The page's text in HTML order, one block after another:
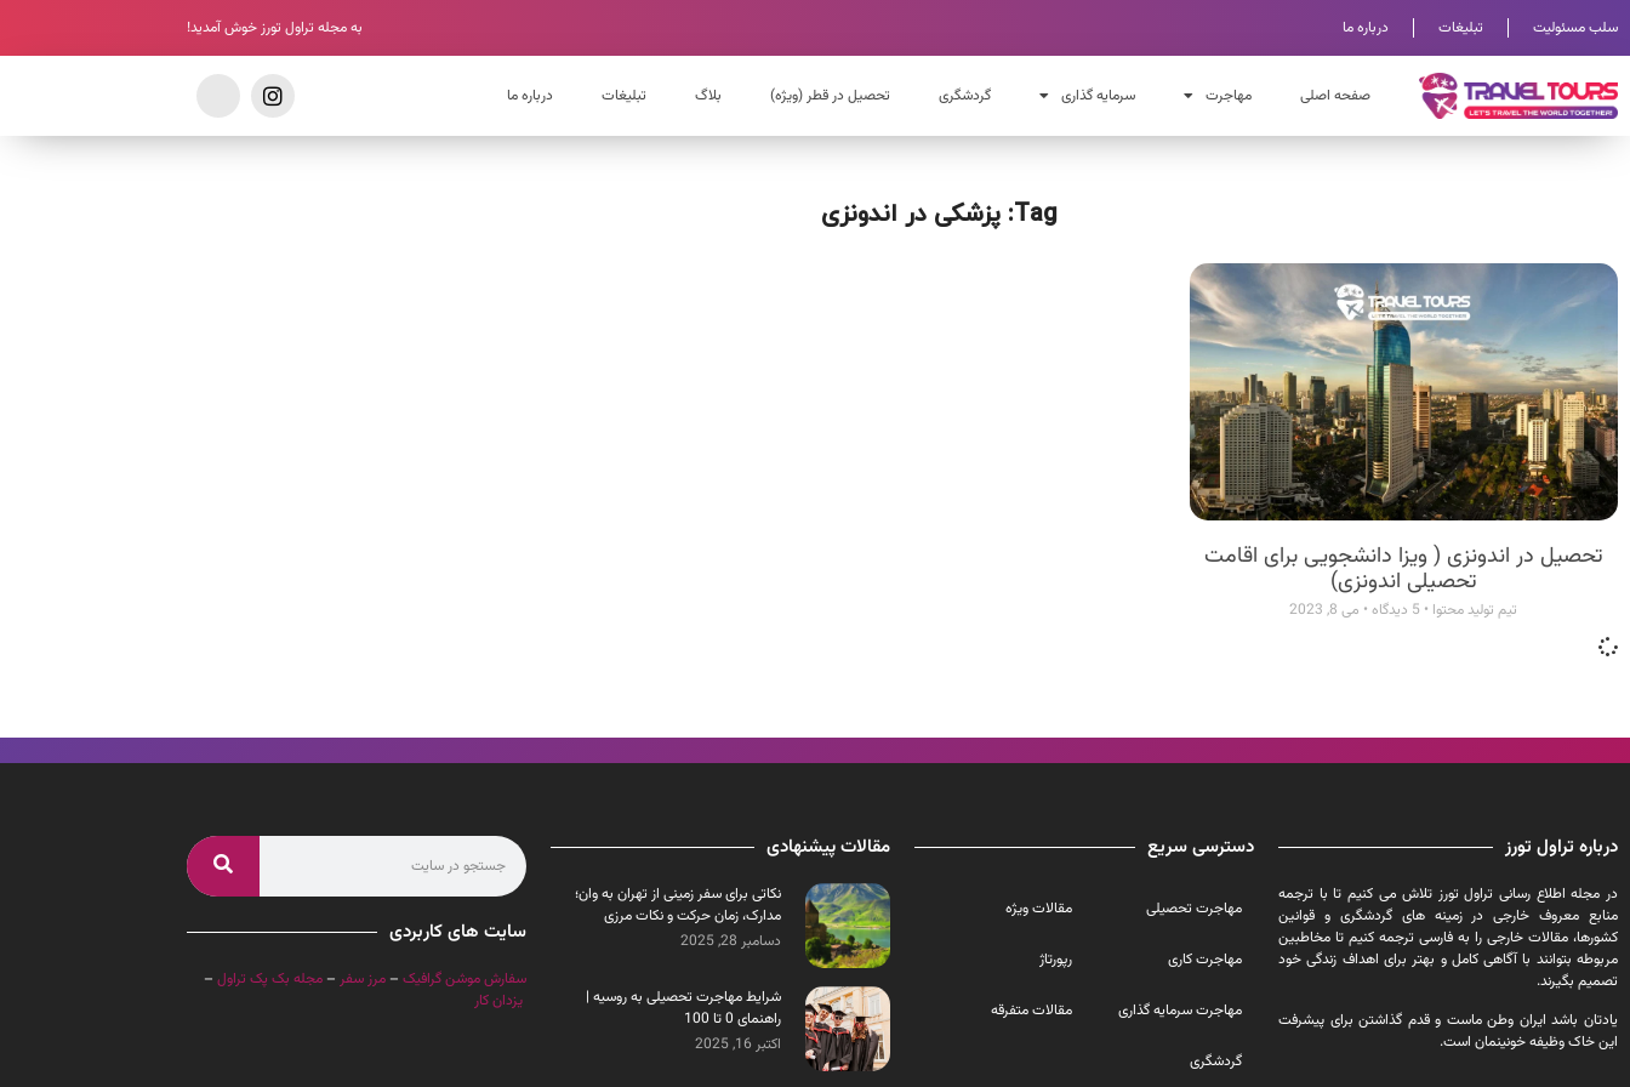
سلب مسئولیت تبلیغات درباره ما به مجله تراول تورز خوش آمدید!
صفحه اصلی مهاجرت سرمایه گذاری گردشگری تحصیل در قطر (ویژه) بلاگ تبلیغات درباره ما
Tag: پزشکی در اندونزی
تحصیل در اندونزی ( ویزا دانشجویی برای اقامت
تحصیلی اندونزی)
تیم تولید محتوا می 8, 2023
درباره تراول تورز
در مجله اطلاع رسانی تراول تورز تلاش می کنیم تا با ترجمه
منابع معروف خارجی در زمینه های گردشگری و قوانین
کشورها، مقالات خارجی را به فارسی ترجمه کنیم تا مخاطبین
مربوطه بتوانند با آگاهی کامل و بهتر برای اهداف زندگی خود
تصمیم بگیرند.
یادتان باشد ایران وطن ماست و قدم گذاشتن برای پیشرفت
این خاک وظیفه خونینمان است.
دسترسی سریع
مهاجرت تحصیلی
مهاجرت کاری
مهاجرت سرمایه گذاری
گردشگری
مقالات ویژه
رپورتاژ
مقالات متفرقه
مقالات پیشنهادی
نکاتی برای سفر زمینی از تهران به وان؛
مدارک، زمان حرکت و نکات مرزی
دسامبر 28, 2025
شرایط مهاجرت تحصیلی به روسیه |
راهنمای 0 تا 100
اکتبر 16, 2025
سایت های کاربردی
سفارش موشن گرافیک – مرز سفر – مجله بک پک تراول –
یزدان کار